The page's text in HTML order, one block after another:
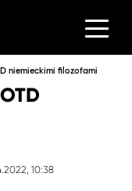
niemieckimi filozofami
10:38